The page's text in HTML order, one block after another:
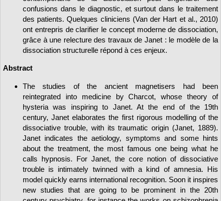
confusions dans le diagnostic, et surtout dans le traitement
des patients. Quelques cliniciens (Van der Hart et al., 2010)
ont entrepris de clarifier le concept moderne de dissociation,
grâce à une relecture des travaux de Janet : le modèle de la
dissociation structurelle répond à ces enjeux.
Abstract
The studies of the ancient magnetisers had been
reintegrated into medicine by Charcot, whose theory of
hysteria was inspiring to Janet. At the end of the 19th
century, Janet elaborates the first rigorous modelling of the
dissociative trouble, with its traumatic origin (Janet, 1889).
Janet indicates the aetiology, symptoms and some hints
about the treatment, the most famous one being what he
calls hypnosis. For Janet, the core notion of dissociative
trouble is intimately twinned with a kind of amnesia. His
model quickly earns international recognition. Soon it inspires
new studies that are going to be prominent in the 20th